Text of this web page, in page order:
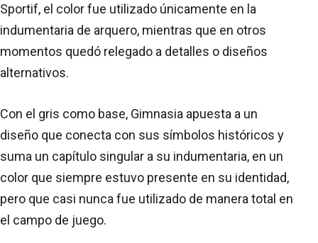
Sportif, el color fue utilizado únicamente en la
indumentaria de arquero, mientras que en otros
momentos quedó relegado a detalles o diseños
alternativos.
Con el gris como base, Gimnasia apuesta a un
diseño que conecta con sus símbolos históricos y
suma un capítulo singular a su indumentaria, en un
color que siempre estuvo presente en su identidad,
pero que casi nunca fue utilizado de manera total en
el campo de juego.